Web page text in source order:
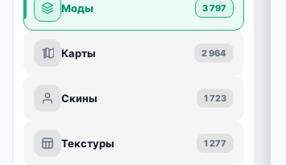
Моды 3 797
Карты 2 964
Скины 1 723
Текстуры 1 277